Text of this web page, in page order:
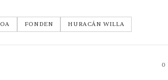
FONDEN HURACÁN WILLA
0